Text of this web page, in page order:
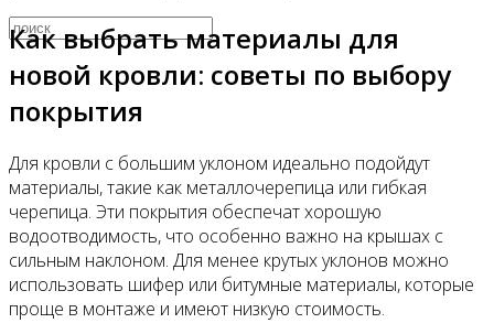
Как выбрать материалы для
новой кровли: советы по выбору
покрытия
Для кровли с большим уклоном идеально подойдут
материалы, такие как металлочерепица или гибкая
черепица. Эти покрытия обеспечат хорошую
водоотводимость, что особенно важно на крышах с
сильным наклоном. Для менее крутых уклонов можно
использовать шифер или битумные материалы, которые
проще в монтаже и имеют низкую стоимость.